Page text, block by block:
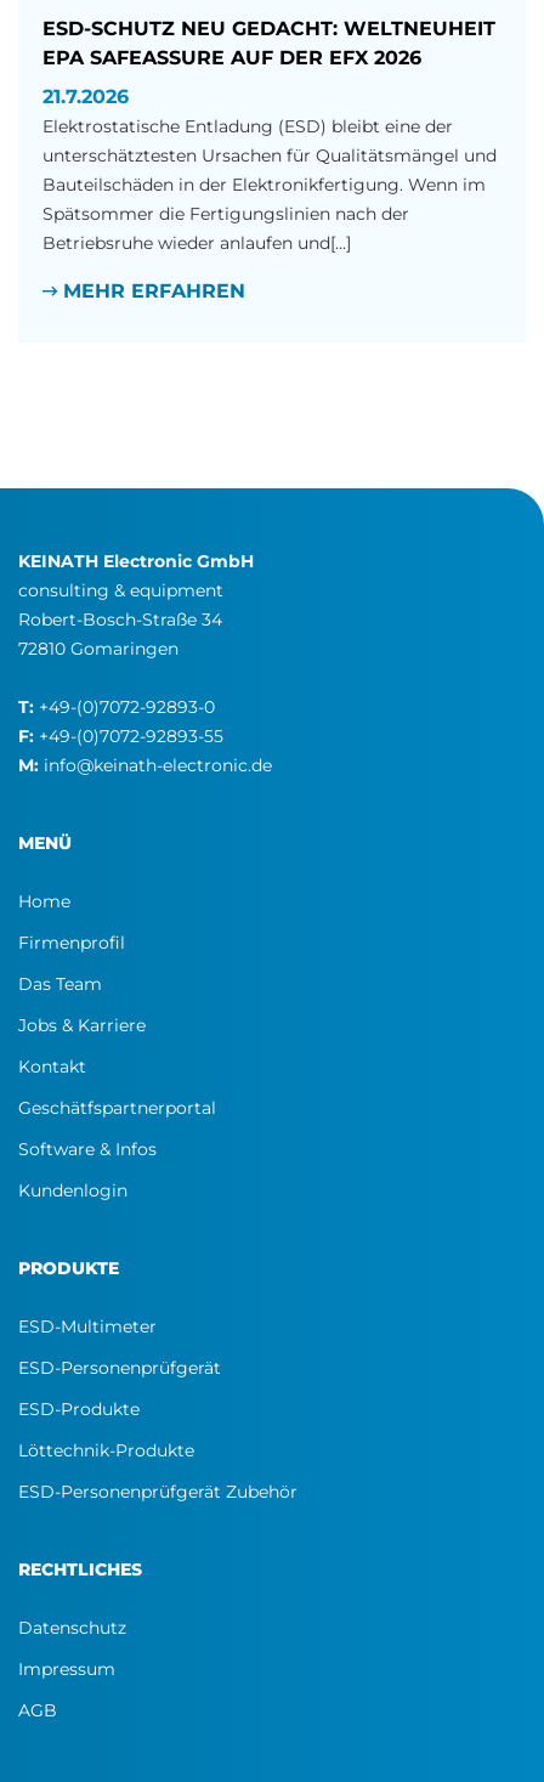
ESD-SCHUTZ NEU GEDACHT: WELTNEUHEIT
EPA SAFEASSURE AUF DER EFX 2026
21.7.2026
Elektrostatische Entladung (ESD) bleibt eine der
unterschätztesten Ursachen für Qualitätsmängel und
Bauteilschäden in der Elektronikfertigung. Wenn im
Spätsommer die Fertigungslinien nach der
Betriebsruhe wieder anlaufen und[...]
MEHR ERFAHREN
KEINATH Electronic GmbH
consulting & equipment
Robert-Bosch-Straße 34
72810 Gomaringen
T: +49-(0)7072-92893-0
F: +49-(0)7072-92893-55
M: info@keinath-electronic.de
MENÜ
Home
Firmenprofil
Das Team
Jobs & Karriere
Kontakt
Geschätfspartnerportal
Software & Infos
Kundenlogin
PRODUKTE
ESD-Multimeter
ESD-Personenprüfgerät
ESD-Produkte
Löttechnik-Produkte
ESD-Personenprüfgerät Zubehör
RECHTLICHES
Datenschutz
Impressum
AGB